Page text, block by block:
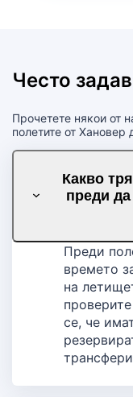
Често
Прочетете някои от
полетите от Хановер
Какво
преди
Преди
времето
на
се, че